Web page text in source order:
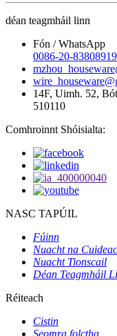
déan teagmháil linn
Fón / WhatsApp
0086-20-83808919
14F, Uimh. 52,
510110
Comhroinnt Shóisialta:
NASC TAPÚIL
Fúinn
Nuacht na
Nuacht Tionscail
Déan Teagmháil
Réiteach
Cistin